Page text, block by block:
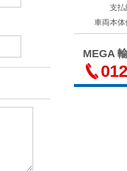
支払
車両本体
MEGA